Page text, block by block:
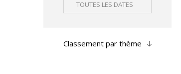
TOUTES LES DATES
Classement par thème